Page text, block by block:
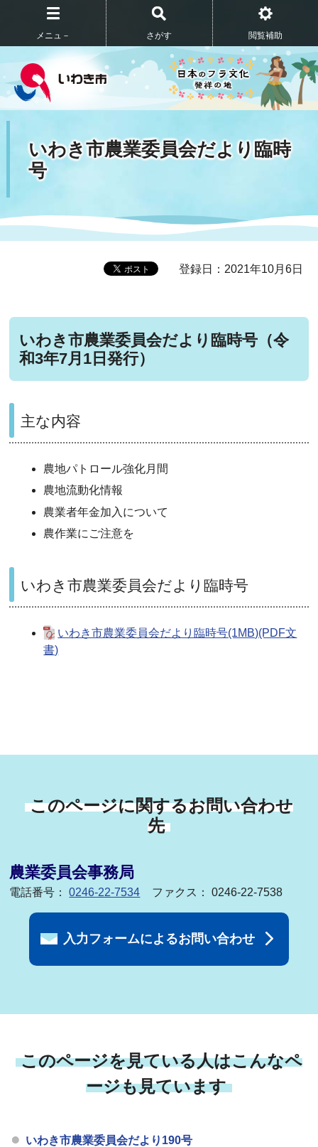
メニュ－ さがす 閲覧補助
いわき市農業委員会だより臨時
号
登録日：2021年10月6日
いわき市農業委員会だより臨時号（令
和3年7月1日発行）
主な内容
農地パトロール強化月間
農地流動化情報
農業者年金加入について
農作業にご注意を
いわき市農業委員会だより臨時号
いわき市農業委員会だより臨時号(1MB)(PDF文
書)
このページに関するお問い合わせ
先
農業委員会事務局
電話番号：0246-22-7534 ファクス： 0246-22-7538
入力フォームによるお問い合わせ
このページを見ている人はこんなペ
ージも見ています
いわき市農業委員会だより190号